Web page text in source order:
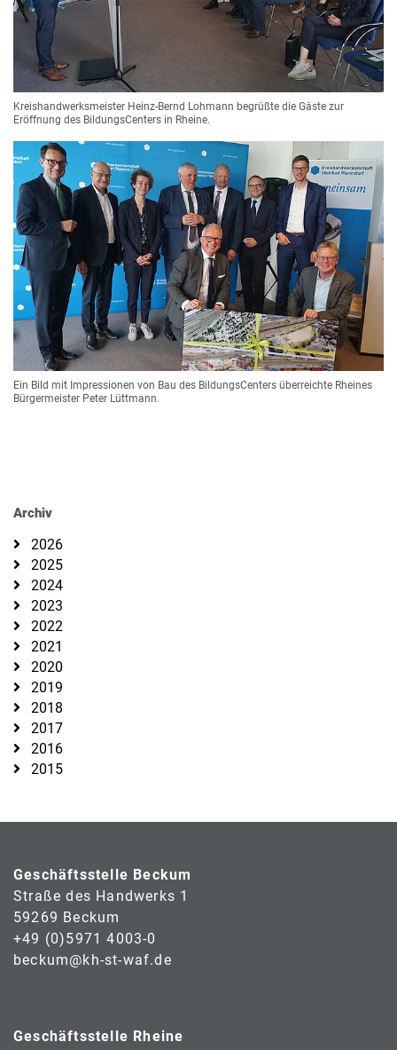
Kreishandwerksmeister Heinz-Bernd Lohmann begrüßte die Gäste zur
Eröffnung des BildungsCenters in Rheine.
Ein Bild mit Impressionen von Bau des BildungsCenters überreichte Rheines
Bürgermeister Peter Lüttmann.
Archiv
2026
2025
2024
2023
2022
2021
2020
2019
2018
2017
2016
2015
Geschäftsstelle Beckum
Straße des Handwerks 1
59269 Beckum
+49 (0)5971 4003-0
beckum@kh-st-waf.de
Geschäftsstelle Rheine